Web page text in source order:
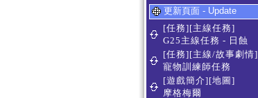
更新頁面 - Update
[任務][主線任務]
G25主線任務 - 日蝕
[任務][主線/故事劇情]
寵物訓練師任務
[遊戲簡介][地圖]
摩格梅爾